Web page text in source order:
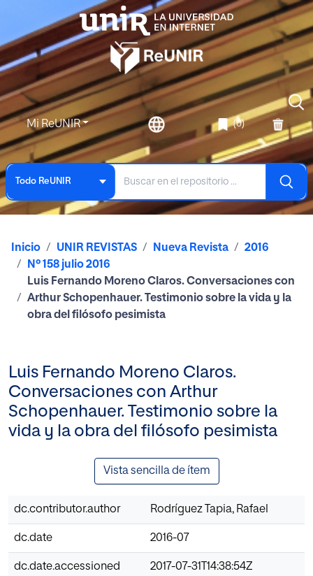
Mi ReUNIR (0)
Todo ReUNIR
Inicio UNIR REVISTAS Nueva Revista
2016
Nº 158 julio 2016
Luis Fernando Moreno Claros. Conversaciones con
Arthur Schopenhauer. Testimonio sobre la vida y la
obra del filósofo pesimista
Luis Fernando Moreno Claros.
Conversaciones con Arthur
Schopenhauer. Testimonio sobre la
vida y la obra del filósofo pesimista
Vista sencilla de ítem
dc.contributor.author Rodríguez Tapia, Rafael
dc.date 2016-07
dc.date.accessioned 2017-07-31T14:38:54Z